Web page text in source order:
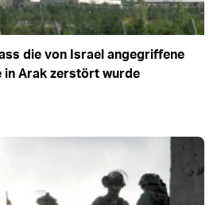
die von Israel angegriffene
in Arak zerstört wurde